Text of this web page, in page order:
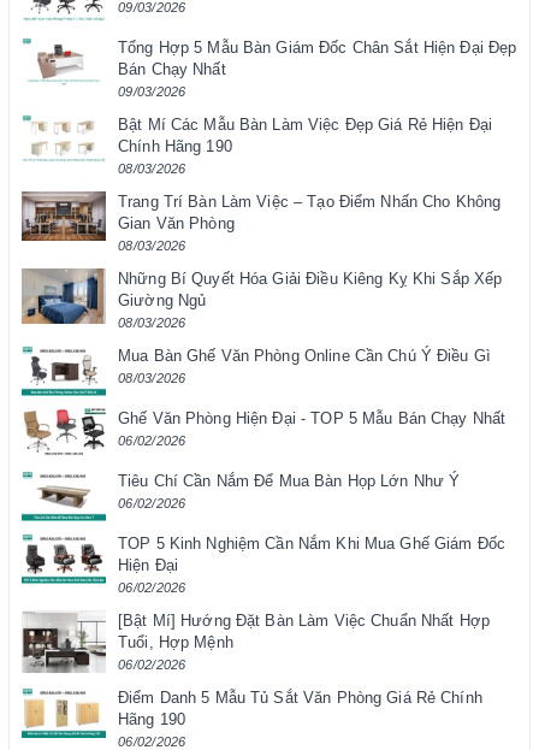
09/03/2026
Tổng Hợp 5 Mẫu Bàn Giám Đốc Chân Sắt Hiện Đại Đẹp
Bán Chạy Nhất
09/03/2026
Bật Mí Các Mẫu Bàn Làm Việc Đẹp Giá Rẻ Hiện Đại
Chính Hãng 190
08/03/2026
Trang Trí Bàn Làm Việc – Tạo Điểm Nhấn Cho Không
Gian Văn Phòng
08/03/2026
Những Bí Quyết Hóa Giải Điều Kiêng Kỵ Khi Sắp Xếp
Giường Ngủ
08/03/2026
Mua Bàn Ghế Văn Phòng Online Cần Chú Ý Điều Gì
08/03/2026
Ghế Văn Phòng Hiện Đại - TOP 5 Mẫu Bán Chạy Nhất
06/02/2026
Tiêu Chí Cần Nắm Để Mua Bàn Họp Lớn Như Ý
06/02/2026
TOP 5 Kinh Nghiệm Cần Nắm Khi Mua Ghế Giám Đốc
Hiện Đại
06/02/2026
[Bật Mí] Hướng Đặt Bàn Làm Việc Chuẩn Nhất Hợp
Tuổi, Hợp Mệnh
06/02/2026
Điểm Danh 5 Mẫu Tủ Sắt Văn Phòng Giá Rẻ Chính
Hãng 190
06/02/2026